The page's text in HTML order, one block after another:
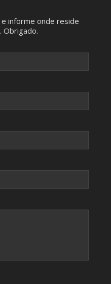
informe onde reside
Obrigado.